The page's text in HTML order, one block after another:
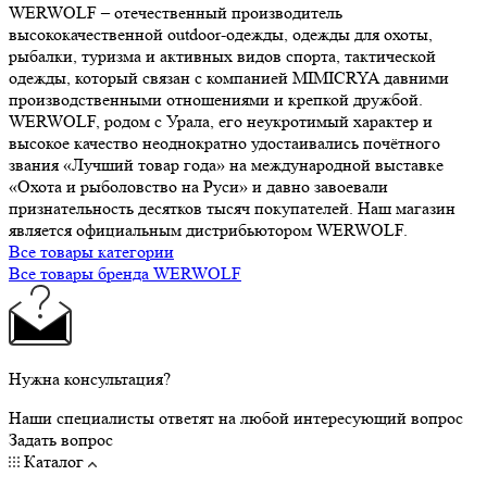
WERWOLF – отечественный производитель
высококачественной outdoor-одежды, одежды для охоты,
рыбалки, туризма и активных видов спорта, тактической
одежды, который связан с компанией MIMICRYA давними
производственными отношениями и крепкой дружбой.
WERWOLF, родом с Урала, его неукротимый характер и
высокое качество неоднократно удостаивались почётного
звания «Лучший товар года» на международной выставке
«Охота и рыболовство на Руси» и давно завоевали
признательность десятков тысяч покупателей. Наш магазин
является официальным дистрибьютором WERWOLF.
Все товары категории
Все товары бренда WERWOLF
Нужна консультация?
Наши специалисты ответят на любой интересующий вопрос
Задать вопрос
Каталог